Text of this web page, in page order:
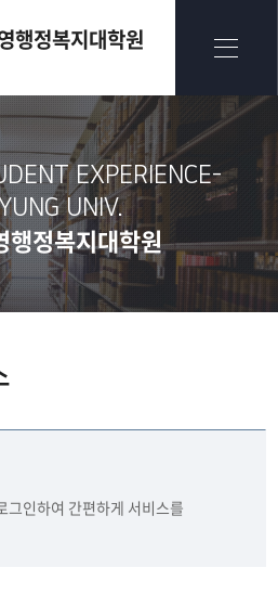
행정복지대학원
EXPERIENCE-
UNIV.​
행정복지대학원
그인하여 간편하게 서비스를